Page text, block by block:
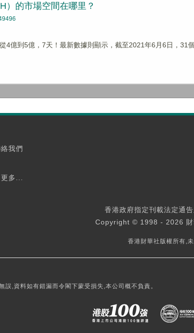
）的市場空間在哪里？
4億到5億，7天！最新數據則顯示，截至2021年6月6日，31
我們
更多...
香港政府指定刊載法定通
Copyright © 1998 - 2026 財
香港財華社版權所有,
,資料如有錯漏而令閣下蒙受損失,本公司概不負責。